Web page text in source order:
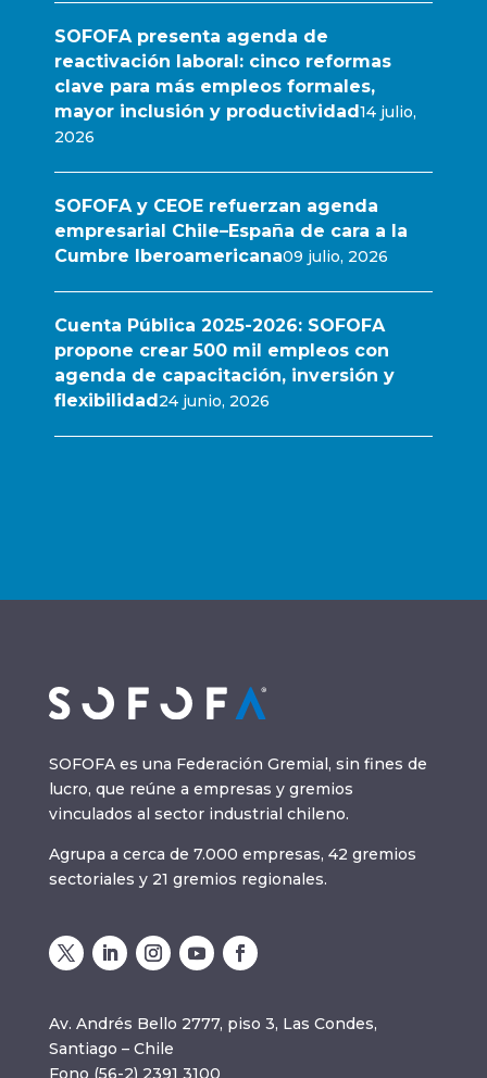
SOFOFA presenta agenda de
reactivación laboral: cinco reformas
clave para más empleos formales,
mayor inclusión y productividad14 julio,
2026
SOFOFA y CEOE refuerzan agenda
empresarial Chile–España de cara a la
Cumbre Iberoamericana09 julio, 2026
Cuenta Pública 2025-2026: SOFOFA
propone crear 500 mil empleos con
agenda de capacitación, inversión y
flexibilidad24 junio, 2026
SOFOFA es una Federación Gremial, sin fines de
lucro, que reúne a empresas y gremios
vinculados al sector industrial chileno.
Agrupa a cerca de 7.000 empresas, 42 gremios
sectoriales y 21 gremios regionales.
Av. Andrés Bello 2777, piso 3, Las Condes,
Santiago – Chile
Fono (56-2) 2391 3100